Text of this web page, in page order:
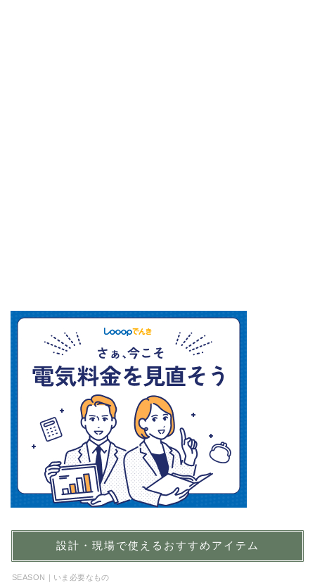
設計・現場で使えるおすすめアイテム
SEASON｜いま必要なもの